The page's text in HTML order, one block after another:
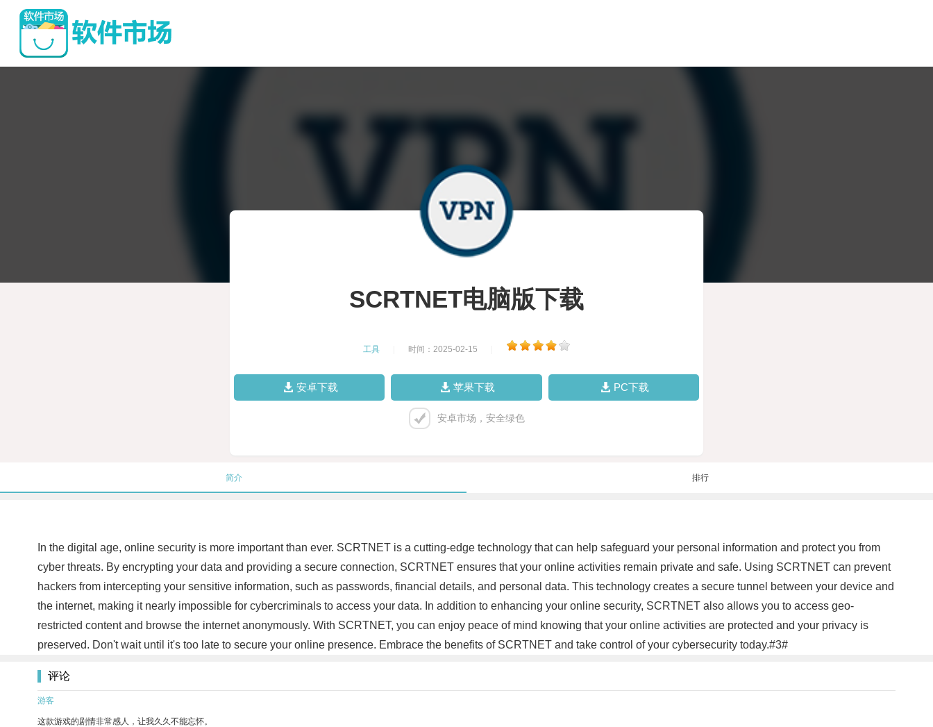
SCRTNET电脑版下载
工具 时间：2025-02-15
安卓下载 苹果下载 PC下载
安卓市场，安全绿色
简介 排行
In the digital age, online security is more important than ever. SCRTNET is a cutting-edge technology that can help safeguard your personal information and protect you from
cyber threats. By encrypting your data and providing a secure connection, SCRTNET ensures that your online activities remain private and safe. Using SCRTNET can prevent
hackers from intercepting your sensitive information, such as passwords, financial details, and personal data. This technology creates a secure tunnel between your device and
the internet, making it nearly impossible for cybercriminals to access your data. In addition to enhancing your online security, SCRTNET also allows you to access geo-
restricted content and browse the internet anonymously. With SCRTNET, you can enjoy peace of mind knowing that your online activities are protected and your privacy is
preserved. Don't wait until it's too late to secure your online presence. Embrace the benefits of SCRTNET and take control of your cybersecurity today.#3#
评论
游客
这款游戏的剧情非常感人，让我久久不能忘怀。